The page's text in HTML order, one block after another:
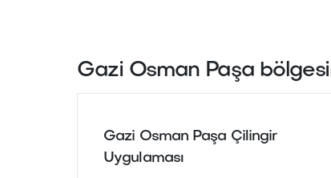
Gazi Osman Paşa
Gazi Osman Paşa Çilingir
Uygulaması